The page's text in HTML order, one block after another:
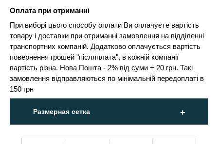
Оплата при отриманні
При виборі цього способу оплати Ви оплачуєте вартість
товару і доставки при отриманні замовлення на відділенні
транспортних компаній. Додатково оплачується вартість
повернення грошей "післяплата", в кожній компанії
вартість різна. Нова Пошта - 2% від суми + 20 грн. Такі
замовлення відправляються по мінімальній передоплаті в
150 грн
Размерная сетка